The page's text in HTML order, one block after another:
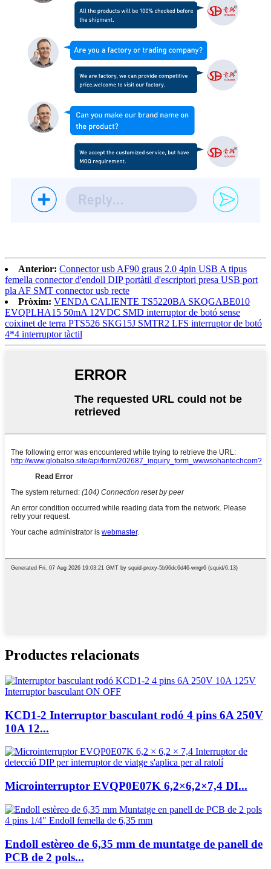
Anterior: Connector usb AF90 graus 2.0 4pin USB A tipus
femella connector d'endoll DIP portàtil d'escriptori presa USB port
pla AF SMT connector usb recte
Pròxim: VENDA CALIENTE TS5220BA SKQGABE010
EVQPLHA15 50mA 12VDC SMD interruptor de botó sense
coixinet de terra PTS526 SKG15J SMTR2 LFS interruptor de botó
4*4 interruptor tàctil
Productes relacionats
KCD1-2 Interruptor basculant rodó 4 pins 6A 250V
10A 12...
Microinterruptor EVQP0E07K 6,2×6,2×7,4 DI...
Endoll estèreo de 6,35 mm de muntatge de panell de
PCB de 2 pols...